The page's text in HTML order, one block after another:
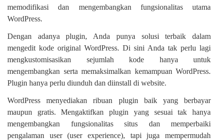
memodifikasi dan mengembangkan fungsionalitas utama
WordPress.
Dengan adanya plugin, Anda punya solusi terbaik dalam
mengedit kode original WordPress. Di sini Anda tak perlu lagi
mengkustomisasikan sejumlah kode hanya untuk
mengembangkan serta memaksimalkan kemampuan WordPress.
Plugin hanya perlu diunduh dan diinstall di website.
WordPress menyediakan ribuan plugin baik yang berbayar
maupun gratis. Mengaktifkan plugin yang sesuai tak hanya
mengembangkan fungsionalitas situs dan memperbaiki
pengalaman user (user experience), tapi juga mempermudah